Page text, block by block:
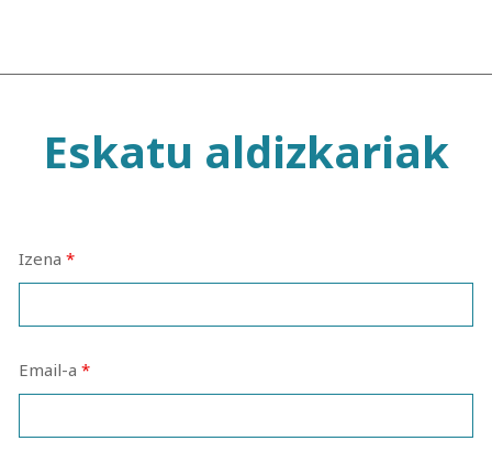
Eskatu aldizkariak
Izena *
Email-a *